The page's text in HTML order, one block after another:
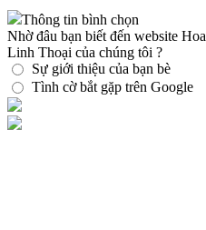
Thông tin bình chọn
Nhờ đâu bạn biết đến website Hoa
Linh Thoại của chúng tôi ?
Sự giới thiệu của bạn bè
Tình cờ bắt gặp trên Google